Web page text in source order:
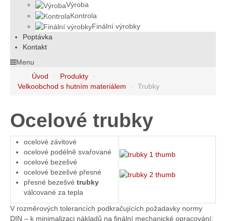
Výroba
Kontrola
Finální výrobky
Poptávka
Kontakt
Menu
Úvod
- Produkty
-
Velkoobchod s hutním materiálem
- Trubky
Ocelové trubky
ocelové závitové
ocelové podélně svařované
ocelové bezešvé
ocelové bezešvé přesné
přesné bezešvé trubky
válcované za tepla
V rozměrových tolerancích podkračujících požadavky normy
DIN – k minimalizaci nákladů na finální mechanické opracování;